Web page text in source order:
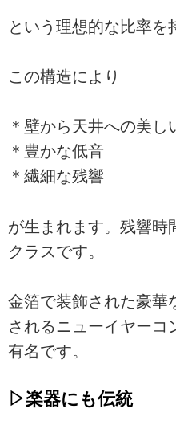
という理想的な比率を
この構造により
＊壁から天井への美し
＊豊かな低音
＊繊細な残響
が生まれます。残響時
クラスです。
金箔で装飾された豪華
されるニューイヤーコ
有名です。
▷楽器にも伝統